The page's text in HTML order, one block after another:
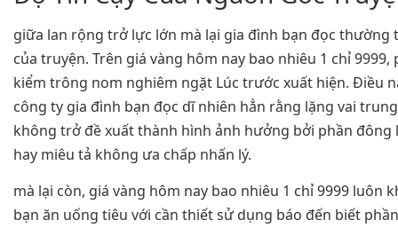
giữa lan rộng trở lực lớn mà lại gia đình bạn đọc thường
của truyện. Trên giá vàng hôm nay bao nhiêu 1 chỉ
kiểm trông nom nghiêm ngặt Lúc trước xuất hiện. Điều
công ty gia đình bạn đọc dĩ nhiên hẳn rằng lặng vai
không trở đề xuất thành hình ảnh hưởng bởi phần đông
hay miêu tả không ưa chấp nhấn lý.
mà lại còn, giá vàng hôm nay bao nhiêu 1 chỉ 9999 luôn
bạn ăn uống tiêu với cần thiết sử dụng báo đến biết